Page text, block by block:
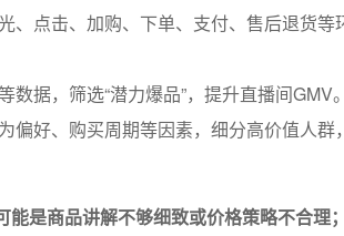
、点击、加购、下单、支付、售后退货等
据，筛选“潜力爆品”，提升直播间GMV。
好、购买周期等因素，细分高价值人群，
是商品讲解不够细致或价格策略不合理；